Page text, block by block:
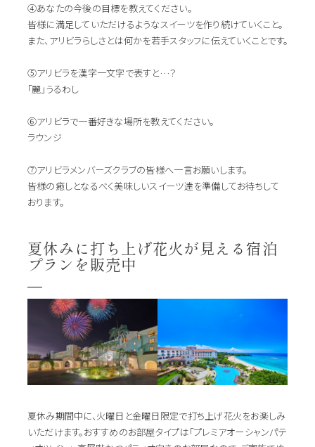
④あなたの今後の目標を教えてください。
皆様に満足していただけるようなスイーツを作り続けていくこと。
また、アリビラらしさとは何かを若手スタッフに伝えていくことです。
⑤アリビラを漢字一文字で表すと…？
「麗」うるわし
⑥アリビラで一番好きな場所を教えてください。
ラウンジ
⑦アリビラメンバーズクラブの皆様へ一言お願いします。
皆様の癒しとなるべく美味しいスイーツ達を準備してお待ちして
おります。
夏休みに打ち上げ花火が見える宿泊
プランを販売中
夏休み期間中に、火曜日と金曜日限定で打ち上げ花火をお楽しみ
いただけます。おすすめのお部屋タイプは「プレミアオーシャンパテ